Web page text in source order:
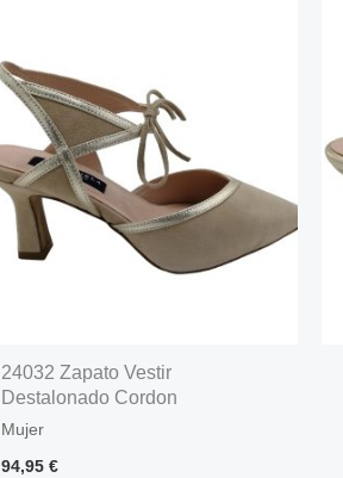
24032 Zapato Vestir
Destalonado Cordon
Mujer
94,95€